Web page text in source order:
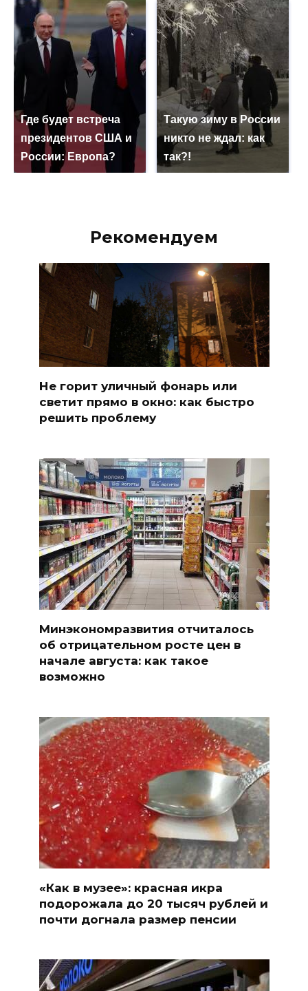
Где будет встреча
президентов США и
России: Европа?
Такую зиму в России
никто не ждал: как
так?!
Рекомендуем
Не горит уличный фонарь или
светит прямо в окно: как быстро
решить проблему
Минэкономразвития отчиталось
об отрицательном росте цен в
начале августа: как такое
возможно
«Как в музее»: красная икра
подорожала до 20 тысяч рублей и
почти догнала размер пенсии